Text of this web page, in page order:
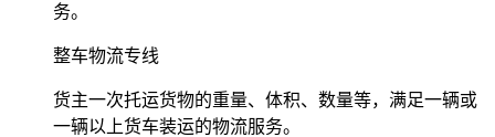
务。
整车物流专线
货主一次托运货物的重量、体积、数量等，满足一辆或
一辆以上货车装运的物流服务。